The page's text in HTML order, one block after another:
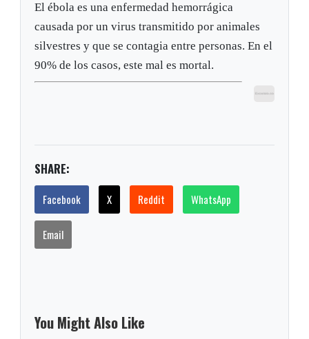
El ébola es una enfermedad hemorrágica
causada por un virus transmitido por animales
silvestres y que se contagia entre personas. En el
90% de los casos, este mal es mortal.
SHARE:
Facebook X Reddit WhatsApp
Email
You Might Also Like